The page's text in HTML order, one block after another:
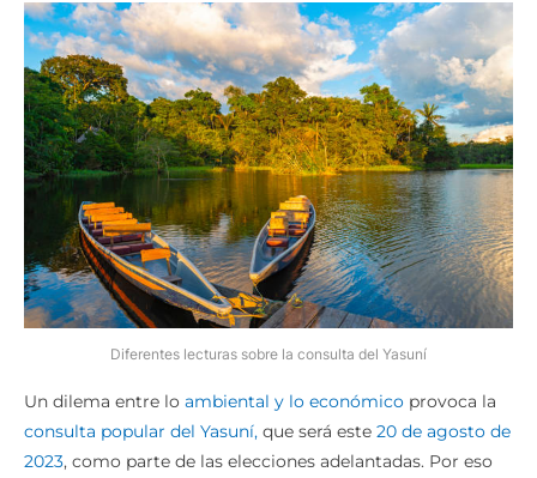
Diferentes lecturas sobre la consulta del Yasuní
Un dilema entre lo ambiental y lo económico provoca la
consulta popular del Yasuní, que será este 20 de agosto de
2023, como parte de las elecciones adelantadas. Por eso